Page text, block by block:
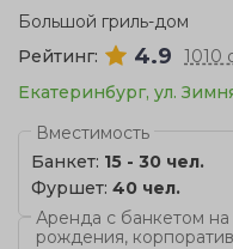
Большой гриль-дом
Рейтинг:
4.9
1010
Екатеринбург, ул.
Вместимость
Банкет: 15 - 30 чел.
Фуршет: 40 чел.
Аренда с банкетом
рождения,